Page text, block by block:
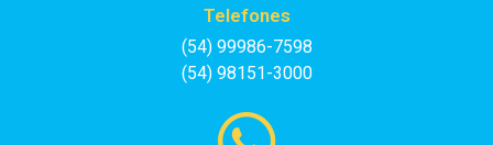
Telefones
(54) 99986-7598
(54) 98151-3000